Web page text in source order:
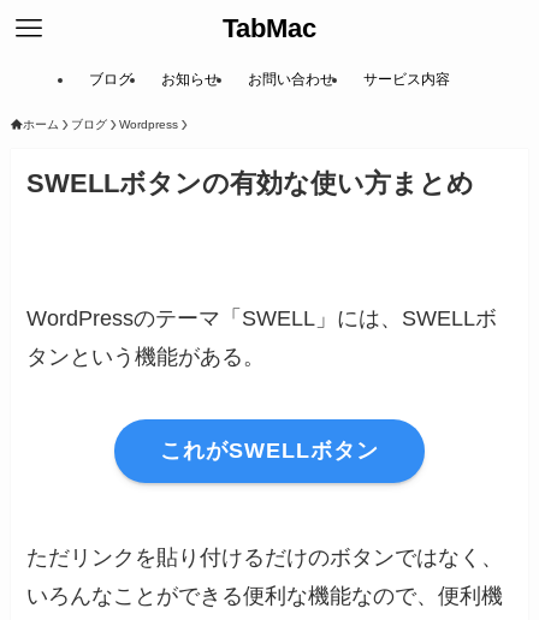
TabMac
ブログ お知らせ お問い合わせ サービス内容
ホーム ブログ Wordpress
SWELLボタンの有効な使い方まとめ
WordPressのテーマ「SWELL」には、SWELLボ
タンという機能がある。
これがSWELLボタン
ただリンクを貼り付けるだけのボタンではなく、
いろんなことができる便利な機能なので、便利機